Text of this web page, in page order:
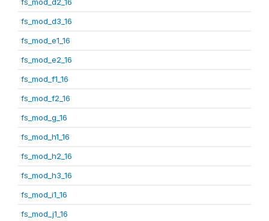
fs_mod_d3_16
fs_mod_e1_16
fs_mod_e2_16
fs_mod_f1_16
fs_mod_f2_16
fs_mod_g_16
fs_mod_h1_16
fs_mod_h2_16
fs_mod_h3_16
fs_mod_i1_16
fs_mod_j1_16